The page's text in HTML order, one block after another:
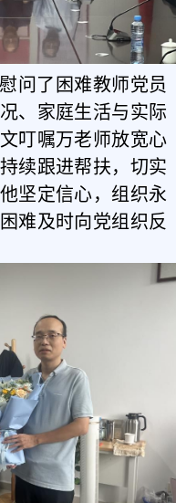
问了困难教师党员
、家庭生活与实际
叮嘱万老师放宽心
续跟进帮扶，切实
坚定信心，组织永
难及时向党组织反